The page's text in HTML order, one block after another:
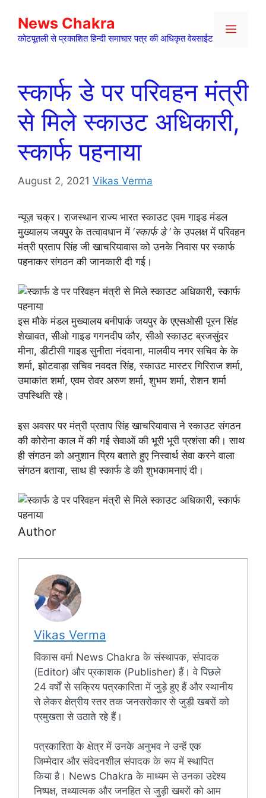
content
News Chakra
कोटपूतली से प्रकाशित हिन्दी समाचार पत्र की अधिकृत वेबसाईट
Menu
स्कार्फ डे पर परिवहन मंत्री
से मिले स्काउट अधिकारी,
स्कार्फ पहनाया
August 2, 2021 Vikas Verma
न्यूज़ चक्र। राजस्थान राज्य भारत स्काउट एवम गाइड मंडल
मुख्यालय जयपुर के तत्वावधान में ‘स्कार्फ डे ‘के उपलक्ष में परिवहन
मंत्री प्रताप सिंह जी खाचरियावास को उनके निवास पर स्कार्फ
पहनाकर संगठन की जानकारी दी गई।
इस मौके मंडल मुख्यालय बनीपार्क जयपुर के एएसओसी पूरन सिंह
शेखावत, सीओ गाइड गगनदीप कौर, सीओ स्काउट ब्रजसुंदर
मीना, डीटीसी गाइड सुनीता नंदवाना, मालवीय नगर सचिव के के
शर्मा, झोटवाड़ा सचिव नवदत सिंह, स्काउट मास्टर गिरिराज शर्मा,
उमाकांत शर्मा, एवम रोवर अरुण शर्मा, शुभम शर्मा, रोशन शर्मा
उपस्थिति रहे।
इस अवसर पर मंत्री प्रताप सिंह खाचरियावास ने स्काउट संगठन
की कोरोना काल में की गई सेवाओं की भूरी भूरी प्रशंसा की। साथ
ही संगठन को अनुशान प्रिय बताते हुए निस्वार्थ सेवा करने वाला
संगठन बताया, साथ ही स्कार्फ डे की शुभकामनाएं दी।
Author
Vikas Verma
विकास वर्मा News Chakra के संस्थापक, संपादक
(Editor) और प्रकाशक (Publisher) हैं। वे पिछले
24 वर्षों से सक्रिय पत्रकारिता में जुड़े हुए हैं और स्थानीय
से लेकर क्षेत्रीय स्तर तक जनसरोकार से जुड़ी खबरों को
प्रमुखता से उठाते रहे हैं।
पत्रकारिता के क्षेत्र में उनके अनुभव ने उन्हें एक
जिम्मेदार और संवेदनशील संपादक के रूप में स्थापित
किया है। News Chakra के माध्यम से उनका उद्देश्य
निष्पक्ष, तथ्यात्मक और जनहित से जुड़ी खबरों को आम